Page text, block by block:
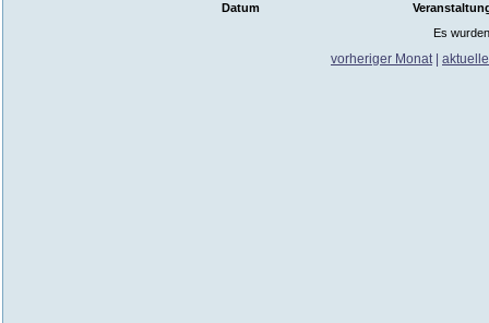
Datum
Es
vorheriger Monat|